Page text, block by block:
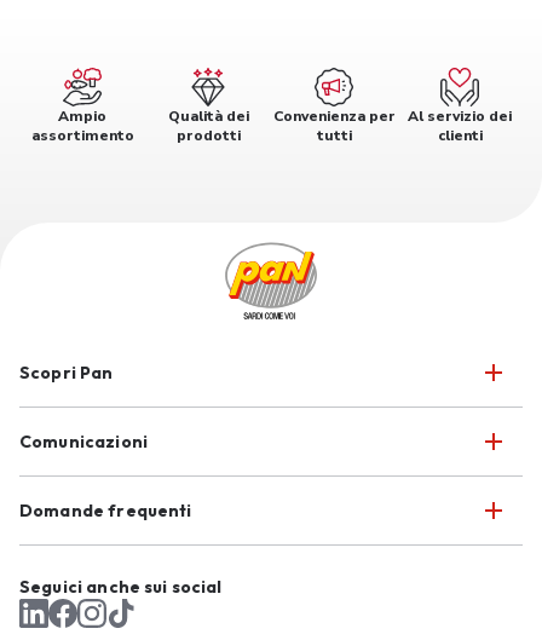
Ampio
assortimento
Qualità dei
prodotti
Convenienza per
tutti
Al servizio dei
clienti
Scopri Pan
Comunicazioni
Domande frequenti
Seguici anche sui social